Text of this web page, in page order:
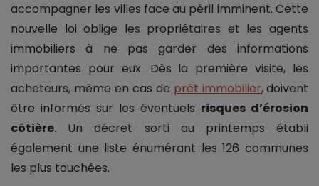
accompagner les villes face au péril imminent. Cette
nouvelle loi oblige les propriétaires et les agents
immobiliers à ne pas garder des informations
importantes pour eux. Dès la première visite, les
acheteurs, même en cas de prêt immobilier,doivent
être informés sur les éventuels risques d’érosion
côtière. Un décret sorti au printemps établi
également une liste énumérant les 126 communes
les plus touchées.